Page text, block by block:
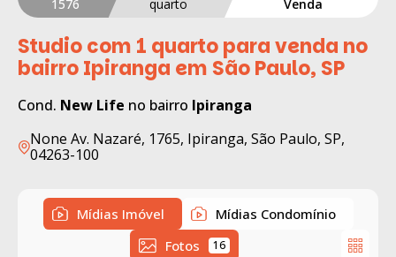
1576
quarto
Venda
Studio com 1 quarto para venda no
bairro Ipiranga em São Paulo, SP
Cond. New Life no bairro Ipiranga
None Av. Nazaré, 1765, Ipiranga, São Paulo, SP,
04263-100
Mídias Imóvel
Mídias Condomínio
Fotos
16